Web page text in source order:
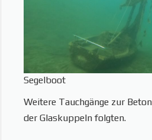
Segelboot
Weitere Tauchgänge zur
der Glaskuppeln folgten.